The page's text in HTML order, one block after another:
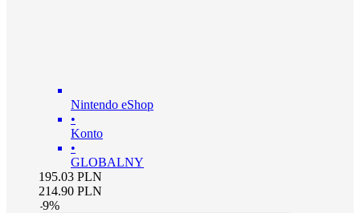
Nintendo eShop
•
Konto
•
GLOBALNY
195.03 PLN
214.90 PLN
-9%